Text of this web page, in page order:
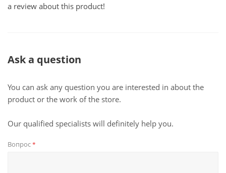
a review about this product!
Ask a question
You can ask any question you are interested in about the
product or the work of the store.
Our qualified specialists will definitely help you.
Вопрос*